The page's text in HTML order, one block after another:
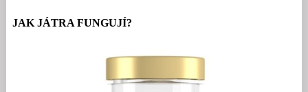
JAK JÁTRA FUNGUJÍ?